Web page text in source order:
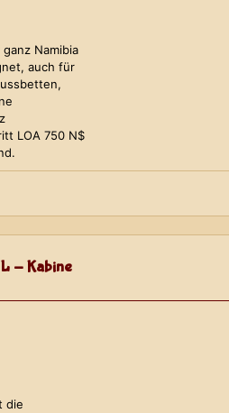
Namibia
auch für
LOA 750 N$
L - Kabine
die